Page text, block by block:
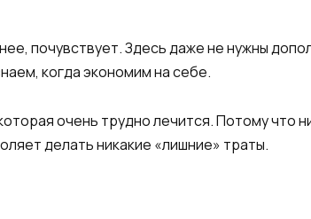
почувствует. Здесь даже не нужны
когда экономим на себе.
очень трудно лечится. Потому что
делать никакие «лишние» траты.